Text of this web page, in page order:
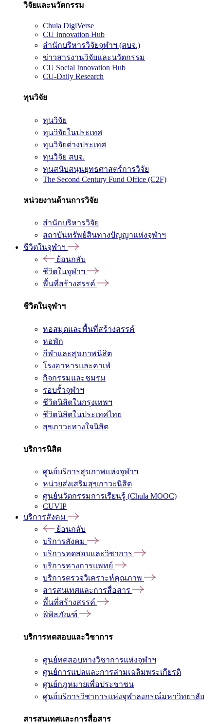
วิจัยและนวัตกรรม
Chula DigiVerse
CU Innovation Hub
สำนักบริหารวิจัยจุฬาฯ (สบจ.)
ข่าวสารงานวิจัยและนวัตกรรม
CU Social Innovation Hub
CU-Daily Research
ทุนวิจัย
ทุนวิจัย
ทุนวิจัยในประเทศ
ทุนวิจัยต่างประเทศ
ทุนวิจัย สบจ.
ทุนสนับสนุนยุทธศาสตร์การวิจัย
The Second Century Fund Office (C2F)
หน่วยงานด้านการวิจัย
สำนักบริหารวิจัย
สถาบันทรัพย์สินทางปัญญาแห่งจุฬาฯ
ชีวิตในจุฬาฯ
ย้อนกลับ
ชีวิตในจุฬาฯ
พื้นที่สร้างสรรค์
ชีวิตในจุฬาฯ
หอสมุดและพื้นที่สร้างสรรค์
หอพัก
กีฬาและสุขภาพนิสิต
โรงอาหารและคาเฟ่
กิจกรรมและชมรม
รอบรั้วจุฬาฯ
ชีวิตนิสิตในกรุงเทพฯ
ชีวิตนิสิตในประเทศไทย
สุขภาวะทางใจนิสิต
บริการนิสิต
ศูนย์บริการสุขภาพแห่งจุฬาฯ
หน่วยส่งเสริมสุขภาวะนิสิต
ศูนย์นวัตกรรมการเรียนรู้ (Chula MOOC)
CUVIP
บริการสังคม
ย้อนกลับ
บริการสังคม
บริการทดสอบและวิชาการ
บริการทางการแพทย์
บริการตรวจวิเคราะห์คุณภาพ
สารสนเทศและการสื่อสาร
พื้นที่สร้างสรรค์
พิพิธภัณฑ์
บริการทดสอบและวิชาการ
ศูนย์ทดสอบทางวิชาการแห่งจุฬาฯ
ศูนย์การแปลและการล่ามเฉลิมพระเกียรติ
ศูนย์กฎหมายเพื่อประชาชน
ศูนย์บริการวิชาการแห่งจุฬาลงกรณ์มหาวิทยาลัย
สารสนเทศและการสื่อสาร